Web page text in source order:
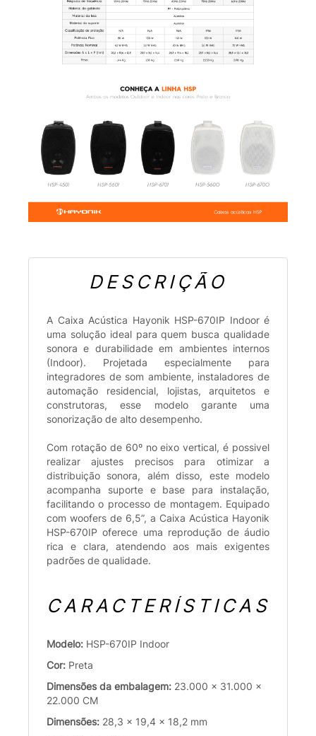
DESCRIÇÃO
A Caixa Acústica Hayonik HSP-670IP Indoor é
uma solução ideal para quem busca qualidade
sonora e durabilidade em ambientes internos
(Indoor). Projetada especialmente para
integradores de som ambiente, instaladores de
automação residencial, lojistas, arquitetos e
construtoras, esse modelo garante uma
sonorização de alto desempenho.
Com rotação de 60º no eixo vertical, é possivel
realizar ajustes precisos para otimizar a
distribuição sonora, além disso, este modelo
acompanha suporte e base para instalação,
facilitando o processo de montagem. Equipado
com woofers de 6,5”, a Caixa Acústica Hayonik
HSP-670IP oferece uma reprodução de áudio
rica e clara, atendendo aos mais exigentes
padrões de qualidade.
CARACTERÍSTICAS
Modelo: HSP-670IP Indoor
Cor: Preta
Dimensões da embalagem: 23.000 x 31.000 x
22.000 CM
Dimensões: 28,3 x 19,4 x 18,2 mm